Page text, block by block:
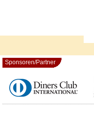
Sponsoren/Partner